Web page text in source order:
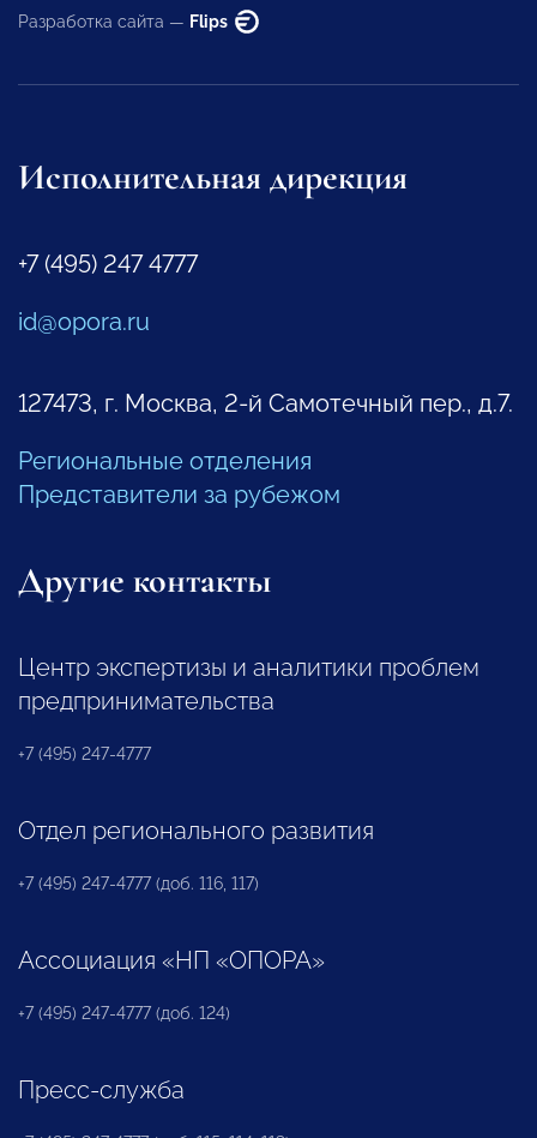
Разработка сайта — Flips
Исполнительная дирекция
+7 (495) 247 4777
id@opora.ru
127473, г. Москва, 2-й Самотечный пер., д.7.
Региональные отделения
Представители за рубежом
Другие контакты
Центр экспертизы и аналитики проблем
предпринимательства
+7 (495) 247-4777
Отдел регионального развития
+7 (495) 247-4777 (доб. 116, 117)
Ассоциация «НП «ОПОРА»
+7 (495) 247-4777 (доб. 124)
Пресс-служба